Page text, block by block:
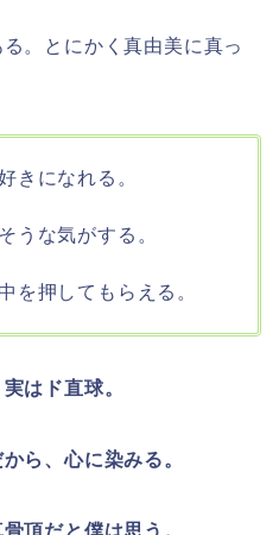
。とにかく真由美に真っ
きになれる。
うな気がする。
を押してもらえる。
はド直球。
ら、心に染みる。
頂だと僕は思う。